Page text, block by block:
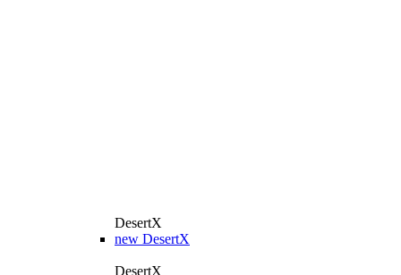
DesertX
new DesertX
DesertX